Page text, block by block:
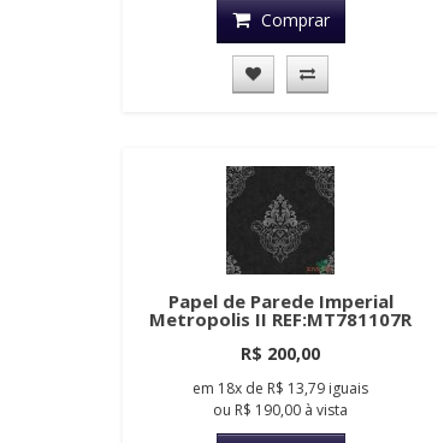
Comprar
Papel de Parede Imperial
Metropolis II REF:MT781107R
R$ 200,00
em 18x de R$ 13,79 iguais
ou R$ 190,00 à vista